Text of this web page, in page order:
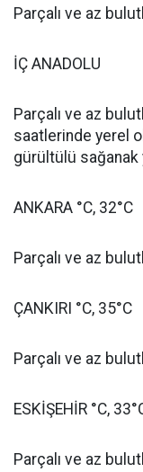
Parçalı ve az
İÇ ANADOLU
Parçalı ve az
saatlerinde yerel
gürültülü sağanak
ANKARA °C, 32°C
Parçalı ve az
ÇANKIRI °C, 35°C
Parçalı ve az
ESKİŞEHİR °C,
Parçalı ve az